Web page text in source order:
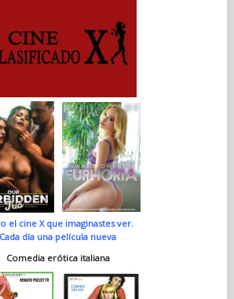
el cine X que imaginastes ver.
Cada día una película nueva
Comedia erótica italiana